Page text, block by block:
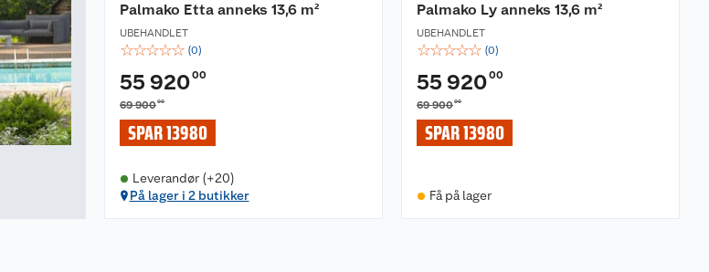
Palmako Etta anneks 13,6 m²
UBEHANDLET
☆☆☆☆☆ (0)
55 92000
69 90000
SPAR 13980
Leverandør (+20)
På lager i 2 butikker
Palmako Ly anneks 13,6 m²
UBEHANDLET
☆☆☆☆☆ (0)
55 92000
69 90000
SPAR 13980
Få på lager